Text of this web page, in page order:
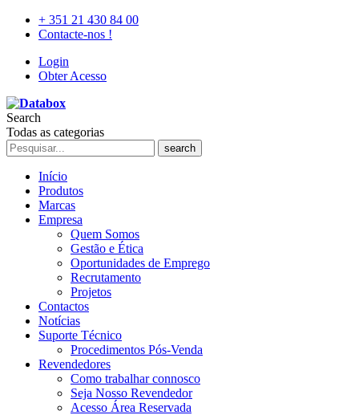
+ 351 21 430 84 00
Contacte-nos !
Login
Obter Acesso
Search
Todas as categorias
search
Início
Produtos
Marcas
Empresa
Quem Somos
Gestão e Ética
Oportunidades de Emprego
Recrutamento
Projetos
Contactos
Notícias
Suporte Técnico
Procedimentos Pós-Venda
Revendedores
Como trabalhar connosco
Seja Nosso Revendedor
Acesso Área Reservada